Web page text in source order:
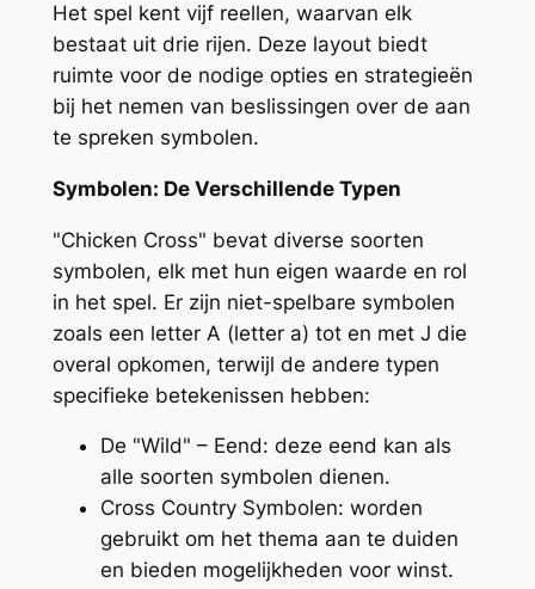
Het spel kent vijf reellen, waarvan elk
bestaat uit drie rijen. Deze layout biedt
ruimte voor de nodige opties en strategieën
bij het nemen van beslissingen over de aan
te spreken symbolen.
Symbolen: De Verschillende Typen
"Chicken Cross" bevat diverse soorten
symbolen, elk met hun eigen waarde en rol
in het spel. Er zijn niet-spelbare symbolen
zoals een letter A (letter a) tot en met J die
overal opkomen, terwijl de andere typen
specifieke betekenissen hebben:
De "Wild" – Eend: deze eend kan als
alle soorten symbolen dienen.
Cross Country Symbolen: worden
gebruikt om het thema aan te duiden
en bieden mogelijkheden voor winst.